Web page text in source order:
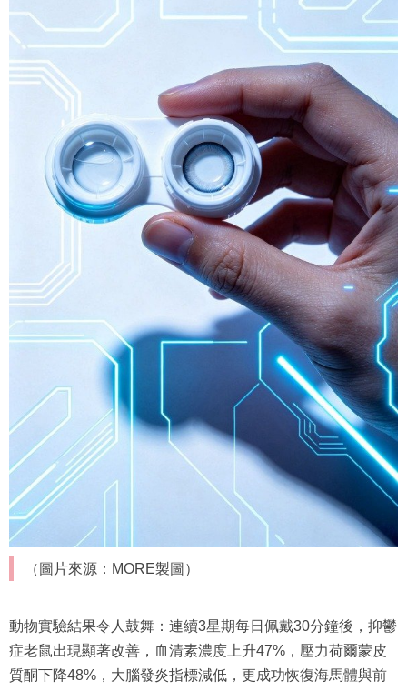
（圖片來源：MORE製圖）
動物實驗結果令人鼓舞：連續3星期每日佩戴30分鐘後，抑鬱
症老鼠出現顯著改善，血清素濃度上升47%，壓力荷爾蒙皮
質酮下降48%，大腦發炎指標減低，更成功恢復海馬體與前